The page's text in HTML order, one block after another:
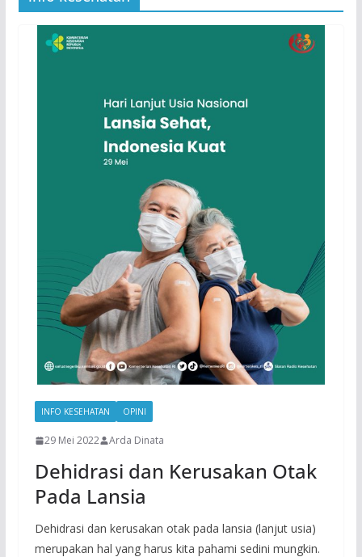
INFO KESEHATAN OPINI
29 Mei 2022 Arda Dinata
Dehidrasi dan Kerusakan Otak
Pada Lansia
Dehidrasi dan kerusakan otak pada lansia (lanjut usia)
merupakan hal yang harus kita pahami sedini mungkin.